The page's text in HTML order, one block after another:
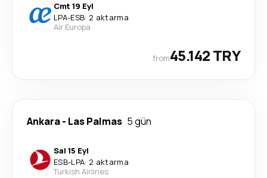
Cmt 19 Eyl
LPA-ESB· 2 aktarma
Air Europa
from45.142 TRY
Ankara- Las Palmas 5 gün
Sal 15 Eyl
ESB-LPA· 2 aktarma
Turkish Airlines